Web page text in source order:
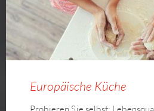
Europäische Küche